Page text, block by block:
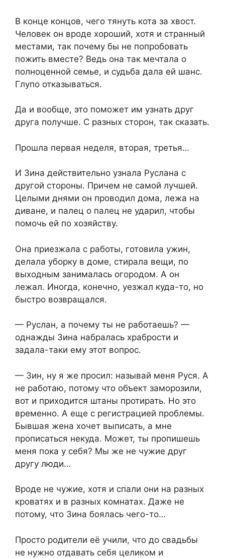
В конце концов, чего тянуть кота за хвост.
Человек он вроде хороший, хотя и странный
местами, так почему бы не попробовать
пожить вместе? Ведь она так мечтала о
полноценной семье, и судьба дала ей шанс.
Глупо отказываться.
Да и вообще, это поможет им узнать друг
друга получше. С разных сторон, так сказать.
Прошла первая неделя, вторая, третья…
И Зина действительно узнала Руслана с
другой стороны. Причем не самой лучшей.
Целыми днями он проводил дома, лежа на
диване, и палец о палец не ударил, чтобы
помочь ей по хозяйству.
Она приезжала с работы, готовила ужин,
делала уборку в доме, стирала вещи, по
выходным занималась огородом. А он
лежал. Иногда, конечно, уезжал куда-то, но
быстро возвращался.
— Руслан, а почему ты не работаешь? —
однажды Зина набралась храбрости и
задала-таки ему этот вопрос.
— Зин, ну я же просил: называй меня Руся. А
не работаю, потому что объект заморозили,
вот и приходится штаны протирать. Но это
временно. А еще с регистрацией проблемы.
Бывшая жена хочет выписать, а мне
прописаться некуда. Может, ты пропишешь
меня пока у себя? Мы же не чужие друг
другу люди…
Вроде не чужие, хотя и спали они на разных
кроватях и в разных комнатах. Даже не
потому, что Зина боялась чего-то…
Просто родители её учили, что до свадьбы
не нужно отдавать себя целиком и